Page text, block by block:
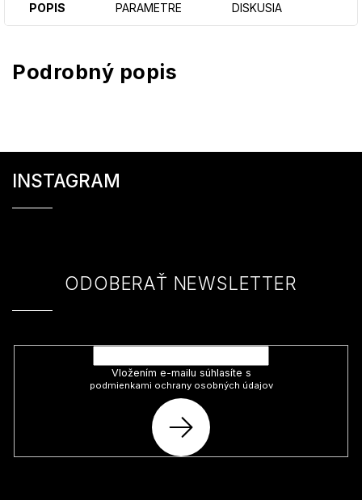
POPIS PARAMETRE DISKUSIA
Podrobný popis
INSTAGRAM
ODOBERAŤ NEWSLETTER
Vložením e-mailu súhlasíte s
podmienkami ochrany osobných údajov
PRIHLÁSIŤ
SA